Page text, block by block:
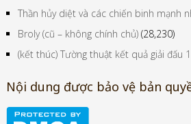
Thần hủy diệt và các chiến binh mạnh
Broly (cũ – không chính chủ) (28,230)
(kết thúc) Tường thuật kết quả giải đấu
Nội dung được bảo vệ bản